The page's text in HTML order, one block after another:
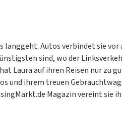
langgeht. Autos verbindet sie
sind, wo der
Laura auf ihren Reisen nur zu
und ihrem treuen
Magazin vereint sie